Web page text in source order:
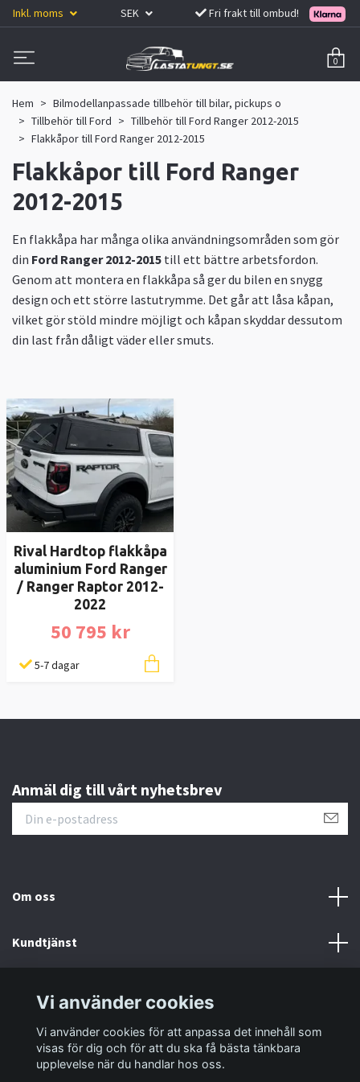
Inkl. moms SEK Fri frakt till ombud!
0
Hem
Bilmodellanpassade tillbehör till bilar, pickups o
Tillbehör till Ford
Tillbehör till Ford Ranger 2012-2015
Flakkåpor till Ford Ranger 2012-2015
Flakkåpor till Ford Ranger
2012-2015
En flakkåpa har många olika användningsområden som gör
din Ford Ranger 2012-2015 till ett bättre arbetsfordon.
Genom att montera en flakkåpa så ger du bilen en snygg
design och ett större lastutrymme. Det går att låsa kåpan,
vilket gör stöld mindre möjligt och kåpan skyddar dessutom
din last från dåligt väder eller smuts.
Rival Hardtop flakkåpa
aluminium Ford Ranger
/ Ranger Raptor 2012-
2022
50 795 kr
5-7 dagar
Anmäl dig till vårt nyhetsbrev
Om oss
Kundtjänst
Sociala medier
Vi använder cookies
Vi använder cookies för att anpassa det innehåll som
visas för dig och för att du ska få bästa tänkbara
upplevelse när du handlar hos oss.